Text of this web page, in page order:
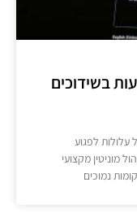
בשידוכים
עלולות לפגוע
מוניטין מקצועי
נמוכים